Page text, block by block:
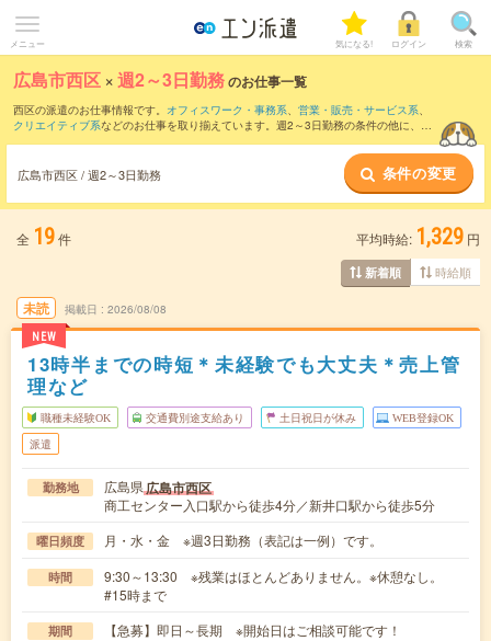
メニュー 気になる! ログイン 検索
広島市西区 ×週2～3日勤務のお仕事一覧
西区の派遣のお仕事情報です。 オフィスワーク・事務系、 営業・販売・サービス系、
クリエイティブ系などのお仕事を取り揃えています。週2～3日勤務の条件の他に、 交
広島市西区 / 週2～3日勤務 条件の変更
全 19件 平均時給: 1,329 円
新着順 時給順
未読
NEW
掲載日 2026/08/08
13時半までの時短＊未経験でも大丈夫＊売上管
理など
職種未経験OK 交通費別途支給あり 土日祝日が休み WEB登録OK
派遣
勤務地 広島県広島市西区
商工センター入口駅から徒歩4分／新井口駅から徒歩5分
曜日頻度 月・水・金 ※週3日勤務（表記は一例）です。
時間
9:30～13:30 ※残業はほとんどありません。※休憩なし。
#15時まで
期間 【急募】即日～長期 ※開始日はご相談可能です！